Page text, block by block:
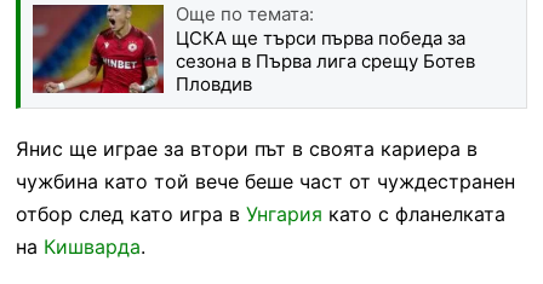
Още по темата:
ЦСКА ще търси първа победа за
сезона в Първа лига срещу Ботев
Пловдив
Янис ще играе за втори път в своята кариера в
чужбина като той вече беше част от чуждестранен
отбор след като игра в Унгария като с фланелката
на Кишварда.